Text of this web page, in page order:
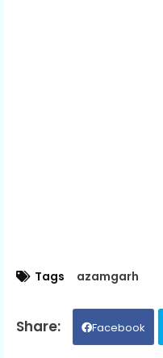
Tags azamgarh
Facebook